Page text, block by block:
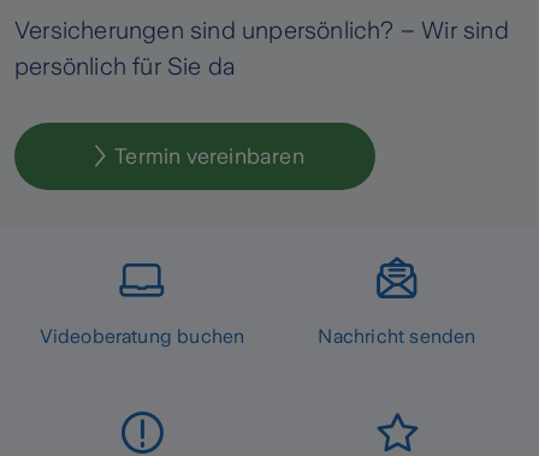
Versicherungen sind unpersönlich? – Wir sind
persönlich für Sie da
Termin vereinbaren
Videoberatung buchen Nachricht senden